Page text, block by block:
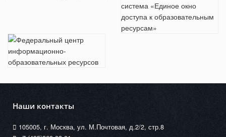
Наши контакты
105005, г. Москва, ул. М.Почтовая, д.2/2, стр.8